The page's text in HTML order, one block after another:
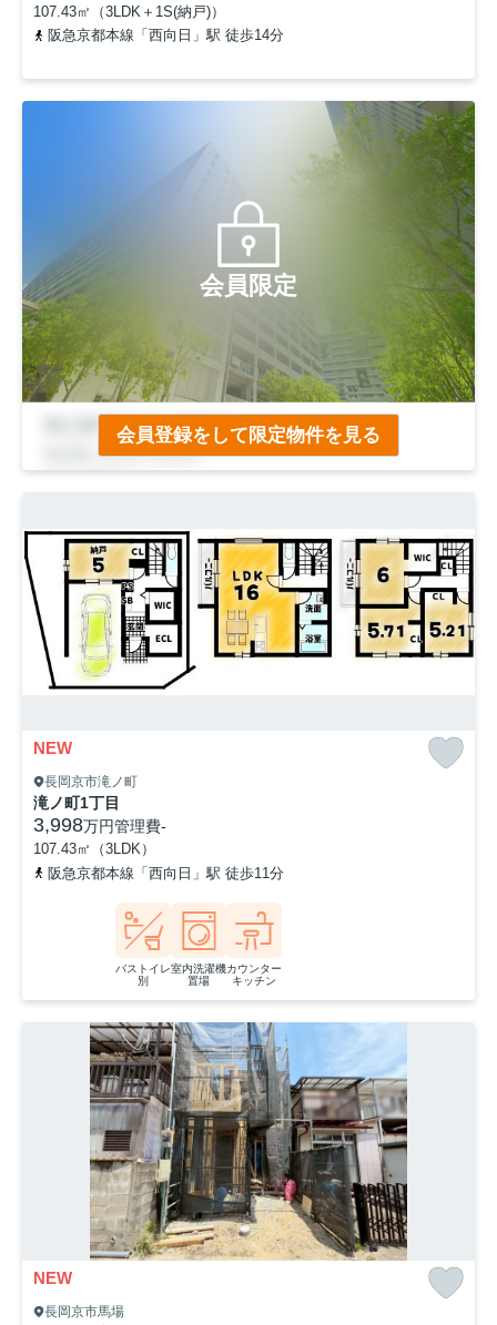
107.43㎡（3LDK＋1S(納戸)）
阪急京都本線「西向日」駅 徒歩14分
会員限定
会員登録をして限定物件を見る
NEW
長岡京市滝ノ町
滝ノ町1丁目
3,998万円管理費-
107.43㎡（3LDK）
阪急京都本線「西向日」駅 徒歩11分
バストイレ
別
室内洗濯機
置場
カウンター
キッチン
NEW
長岡京市馬場